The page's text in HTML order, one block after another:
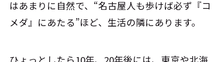
はあまりに自然で、“名古屋人も歩けば必ず『コ
メダ』にあたる”ほど、生活の隣にあります。
ひょっとしたら10年、20年後には、東京や北海